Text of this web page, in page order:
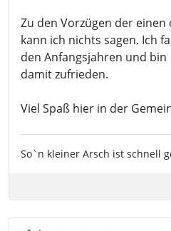
Zu den Vorzügen der
kann ich nichts sagen. Ich
den Anfangsjahren und bin
damit zufrieden.
Viel Spaß hier in der
So`n kleiner Arsch ist schnell